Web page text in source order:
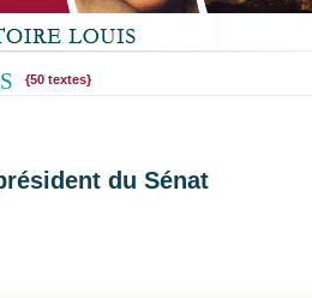
{50 textes}
du Sénat